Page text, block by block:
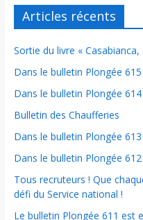
Articles récents
Sortie du livre «
Dans le bulletin Plongée 615
Dans le bulletin Plongée 614
Bulletin des Chaufferies
Dans le bulletin Plongée 613
Dans le bulletin Plongée 612
Tous recruteurs ! Que
défi du Service national !
Le bulletin Plongée 611 est